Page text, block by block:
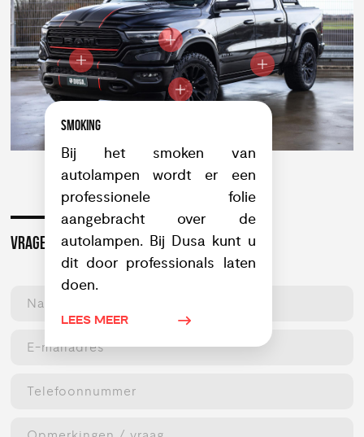
SMOKING
Bij het smoken van
autolampen wordt er een
professionele folie
aangebracht over de
autolampen. Bij Dusa kunt u
dit door professionals laten
doen.
LEES MEER
VRAGEN OF INTERESSE?